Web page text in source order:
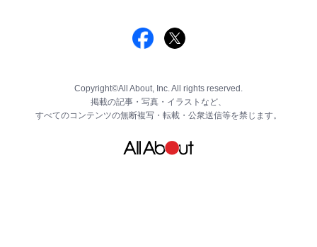
Copyright©All About, Inc. All rights reserved.
掲載の記事・写真・イラストなど、
すべてのコンテンツの無断複写・転載・公衆送信等を禁じます。